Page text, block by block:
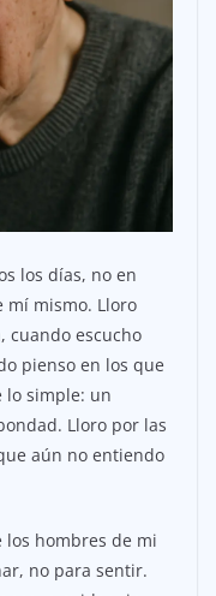
los días, no en
mí mismo. Lloro
cuando escucho
pienso en los que
lo simple: un
Lloro por las
aún no entiendo
los hombres de mi
no para sentir.